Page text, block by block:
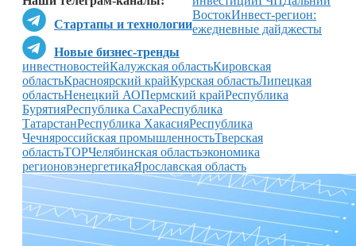
Стартапы и технологии
Новые бизнес-тренды
ВостокИнвест-регион:
ежедневные дайджесты
инвестновостейКалужская областьКировская
областьКрасноярский крайКурская областьЛипецкая
областьНенецкий АОПермский крайРеспублика
БурятияРеспублика СахаРеспублика
ТатарстанРеспублика ХакасияРеспублика
Чечняроссийская промышленностьТверская
областьТОРЧелябинская областьэкономика
регионовэнергетикаЯрославская область